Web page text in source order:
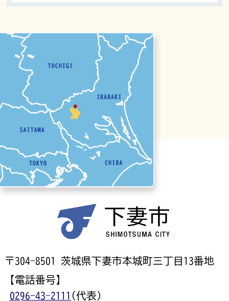
〒304-8501 茨城県下妻市本城町三丁目13番地
【電話番号】
0296-43-2111 (代表)